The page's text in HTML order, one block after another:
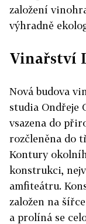
založení
výhradně
Vinařství
Nová budova
studia Ondřeje
vsazena do
rozčleněna do
Kontury
konstrukci,
amfiteátru.
založen na
a prolíná se